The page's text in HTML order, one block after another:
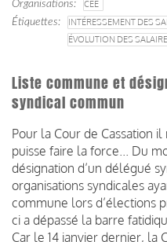
Organisations
CEE
Étiquettes
INTÉRESSEMENT DES
ÉVOLUTION DES
Liste commune et
syndical commun
Pour la Cour de Cassation il
puisse faire la force... Du
désignation d’un délégué
organisations syndicales
commune lors d’élections
ci a dépassé la barre
Car le 14 janvier dernier, la